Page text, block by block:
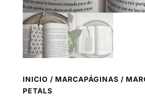
INICIO / MARCAPÁGINAS /
PETALS